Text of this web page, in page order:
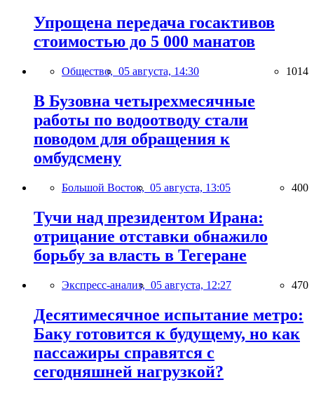
Упрощена передача госактивов
стоимостью до 5 000 манатов
Общество, 05 августа, 14:30 1014
В Бузовна четырехмесячные
работы по водоотводу стали
поводом для обращения к
омбудсмену
Большой Восток, 05 августа, 13:05 400
Тучи над президентом Ирана:
отрицание отставки обнажило
борьбу за власть в Тегеране
Экспресс-анализ, 05 августа, 12:27 470
Десятимесячное испытание метро:
Баку готовится к будущему, но как
пассажиры справятся с
сегодняшней нагрузкой?